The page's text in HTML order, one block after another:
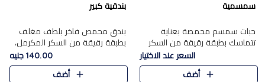
سمسمية
حبات سمسم محمصة بعناية
تتماسك بطبقة رقيقة من السكر
المكرمل، لتقدم طعم السمسم
المميز وقرمشتة التي ارتبطت ببهجة
المولد عبر الأجيال.
السعر عند الاختيار
أضف
بندقية كبير
بندق محمص فاخر بلطف مغلف
بطبقة رقيقة من السكر المكرمل،
يجمع بين النكهة الغنية ناتي
والقرمشة الراقية المرضية في
حلوى شرقية أنيقه بطابع مميز.
140.00 جنيه
أضف